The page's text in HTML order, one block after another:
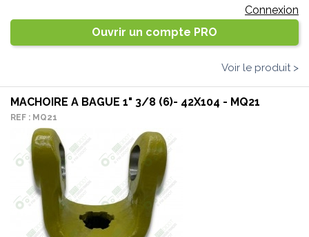
Connexion
Ouvrir un compte PRO
Voir le produit >
MACHOIRE A BAGUE 1" 3/8 (6)- 42X104 - MQ21
REF : MQ21